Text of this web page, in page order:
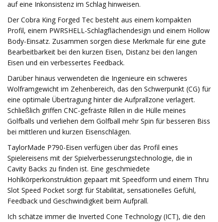
auf eine Inkonsistenz im Schlag hinweisen.
Der Cobra King Forged Tec besteht aus einem kompakten
Profil, einem PWRSHELL-Schlagflächendesign und einem Hollow
Body-Einsatz. Zusammen sorgen diese Merkmale für eine gute
Bearbeitbarkeit bei den kurzen Eisen, Distanz bei den langen
Eisen und ein verbessertes Feedback.
Darüber hinaus verwendeten die Ingenieure ein schweres
Wolframgewicht im Zehenbereich, das den Schwerpunkt (CG) für
eine optimale Übertragung hinter die Aufprallzone verlagert.
Schließlich griffen CNC-gefräste Rillen in die Hülle meines
Golfballs und verliehen dem Golfball mehr Spin für besseren Biss
bei mittleren und kurzen Eisenschlägen.
TaylorMade P790-Eisen verfügen über das Profil eines
Spielereisens mit der Spielverbesserungstechnologie, die in
Cavity Backs zu finden ist. Eine geschmiedete
Hohlkörperkonstruktion gepaart mit Speedform und einem Thru
Slot Speed ​​Pocket sorgt für Stabilität, sensationelles Gefühl,
Feedback und Geschwindigkeit beim Aufprall.
Ich schätze immer die Inverted Cone Technology (ICT), die den